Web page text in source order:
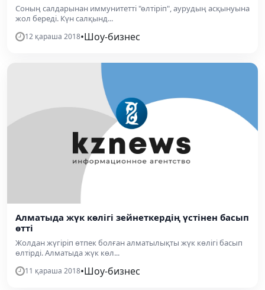
Соның салдарынан иммунитетті "өлтіріп", аурудың асқынуына
жол береді. Күн салқынд...
12 қараша 2018•Шоу-бизнес
Алматыда жүк көлігі зейнеткердің үстінен басып
өтті
Жолдан жүгіріп өтпек болған алматылықты жүк көлігі басып
өлтірді. Алматыда жүк көл...
11 қараша 2018•Шоу-бизнес